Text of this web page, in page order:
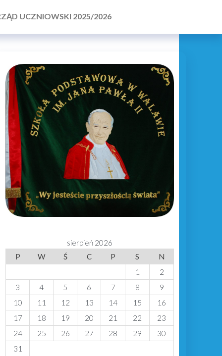
UCZNIOWSKI 2025/2026
sierpień 2026
P
W Ś C P S
N
1
2
3
4 5 6 7 8
9
10
11 12 13 14 15
16
17
18 19 20 21 22
23
24
25 26 27 28 29
30
31